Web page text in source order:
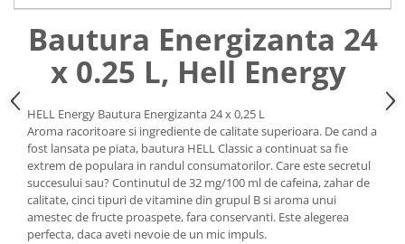
Umerase pentru haine si suporturi
Organizatoare imbracaminte si
incaltaminte
Cosuri de gunoi
Carucioare pentru cumparaturi
Baterii, acumulatori si
incarcatoare
folosinta
Bautura Energizanta 24
x 0.25 L, Hell Energy
HELL Energy Bautura Energizanta 24 x 0,25 L
Aroma racoritoare si ingrediente de calitate superioara. De cand a
fost lansata pe piata, bautura HELL Classic a continuat sa fie
extrem de populara in randul consumatorilor. Care este secretul
succesului sau? Continutul de 32 mg/100 ml de cafeina, zahar de
calitate, cinci tipuri de vitamine din grupul B si aroma unui
amestec de fructe proaspete, fara conservanti. Este alegerea
perfecta, daca aveti nevoie de un mic impuls.